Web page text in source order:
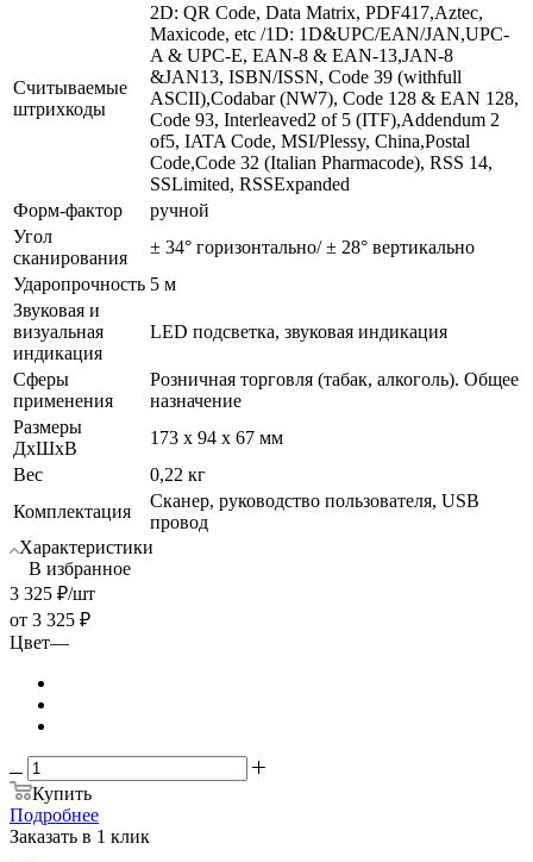
Считываемые
штрихкоды
2D: QR Code, Data Matrix, PDF417,Aztec,
Maxicode, etc /1D: 1D&UPC/EAN/JAN,UPC-
A & UPC-E, EAN-8 & EAN-13,JAN-8
&JAN13, ISBN/ISSN, Code 39 (withfull
ASCII),Codabar (NW7), Code 128 & EAN 128,
Code 93, Interleaved2 of 5 (ITF),Addendum 2
of5, IATA Code, MSI/Plessy, China,Postal
Code,Code 32 (Italian Pharmacode), RSS 14,
SSLimited, RSSExpanded
Форм-фактор
ручной
Угол
сканирования
± 34° горизонтально/ ± 28° вертикально
Ударопрочность 5 м
Звуковая и
визуальная
индикация
LED подсветка, звуковая индикация
Сферы
применения
Розничная торговля (табак, алкоголь). Общее
назначение
Размеры
ДхШхВ
173 x 94 x 67 мм
Вес
0,22 кг
Комплектация
Сканер, руководство пользователя, USB
провод
Характеристики
В избранное
3 325 ₽/шт
от 3 325 ₽
Цвет—
Купить
Подробнее
Заказать в 1 клик